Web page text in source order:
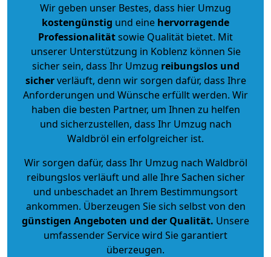
Wir geben unser Bestes, dass hier Umzug
kostengünstig und eine hervorragende
Professionalitätsowie Qualität bietet. Mit
unserer Unterstützung in Koblenz können Sie
sicher sein, dass Ihr Umzug reibungslos und
sicherverläuft, denn wir sorgen dafür, dass Ihre
Anforderungen und Wünsche erfüllt werden. Wir
haben die besten Partner, um Ihnen zu helfen
und sicherzustellen, dass Ihr Umzug nach
Waldbröl ein erfolgreicher ist.
Wir sorgen dafür, dass Ihr Umzug nach Waldbröl
reibungslos verläuft und alle Ihre Sachen sicher
und unbeschadet an Ihrem Bestimmungsort
ankommen. Überzeugen Sie sich selbst von den
günstigen Angeboten und der Qualität. Unsere
umfassender Service wird Sie garantiert
überzeugen.